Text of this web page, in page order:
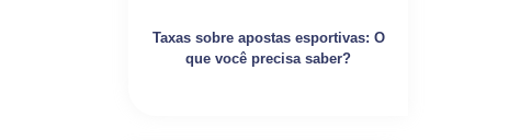
Taxas sobre apostas esportivas: O
que você precisa saber?